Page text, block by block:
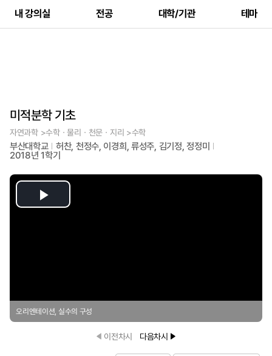
내 강의실 전공 대학/기관 테마
미적분학 기초
자연과학 >수학ㆍ물리ㆍ천문ㆍ지리 >수학
부산대학교 허찬, 천정수, 이경희, 류성주, 김기정, 정정미
2018년 1학기
Play
오리엔테이션, 실수의 구성
이전차시 다음차시